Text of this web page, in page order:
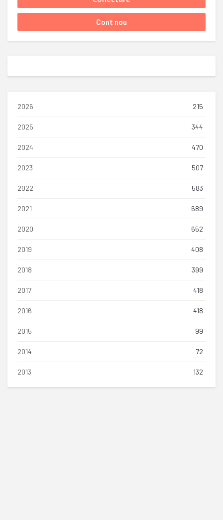
2026 215
2025 344
2024 470
2023 507
2022 583
2021 689
2020 652
2019 408
2018 399
2017 418
2016 418
2015 99
2014 72
2013 132